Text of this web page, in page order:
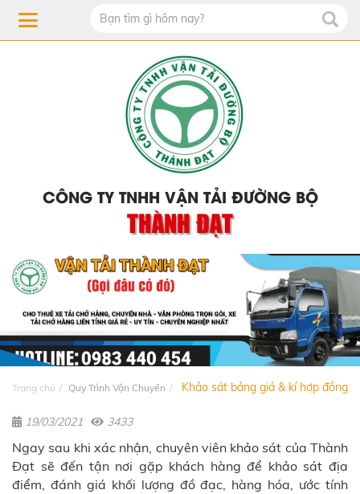
CÔNG TY TNHH VẬN TẢI ĐƯỜNG BỘ
THÀNH ĐẠT
Trang chủ Quy Trình Vận Chuyển Khảo sát bảng giá & kí hợp đồng
19/03/2021 3433
Ngay sau khi xác nhận, chuyên viên khảo sát của Thành
Đạt sẽ đến tận nơi gặp khách hàng để khảo sát địa
điểm, đánh giá khối lượng đồ đạc, hàng hóa, ước tính